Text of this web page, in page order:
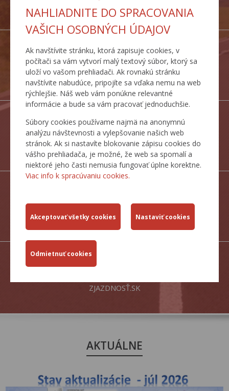
NAHLIADNITE DO SPRACOVANIA
VAŠICH OSOBNÝCH ÚDAJOV
Ak navštívite stránku, ktorá zapisuje cookies, v
počítači sa vám vytvorí malý textový súbor, ktorý sa
uloží vo vašom prehliadači. Ak rovnakú stránku
navštívite nabudúce, pripojíte sa vďaka nemu na web
rýchlejšie. Náš web vám ponúkne relevantné
informácie a bude sa vám pracovať jednoduchšie.
Súbory cookies používame najmä na anonymnú
analýzu návštevnosti a vylepšovanie našich web
stránok. Ak si nastavíte blokovanie zápisu cookies do
vášho prehliadača, je možné, že web sa spomalí a
niektoré jeho časti nemusia fungovať úplne korektne.
Viac info k spracúvaniu cookies.
SLUŽBY
DOPRAVNÉ
TRASY
ŠTATISTICKÉ
PREHĽADY
MAPY CESTNEJ
SIETE SR
ZJAZDNOSŤ.SK
AKTUÁLNE